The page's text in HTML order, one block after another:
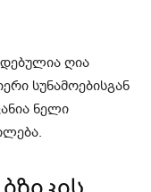
ღია
სუნამოებისგან
ნელი